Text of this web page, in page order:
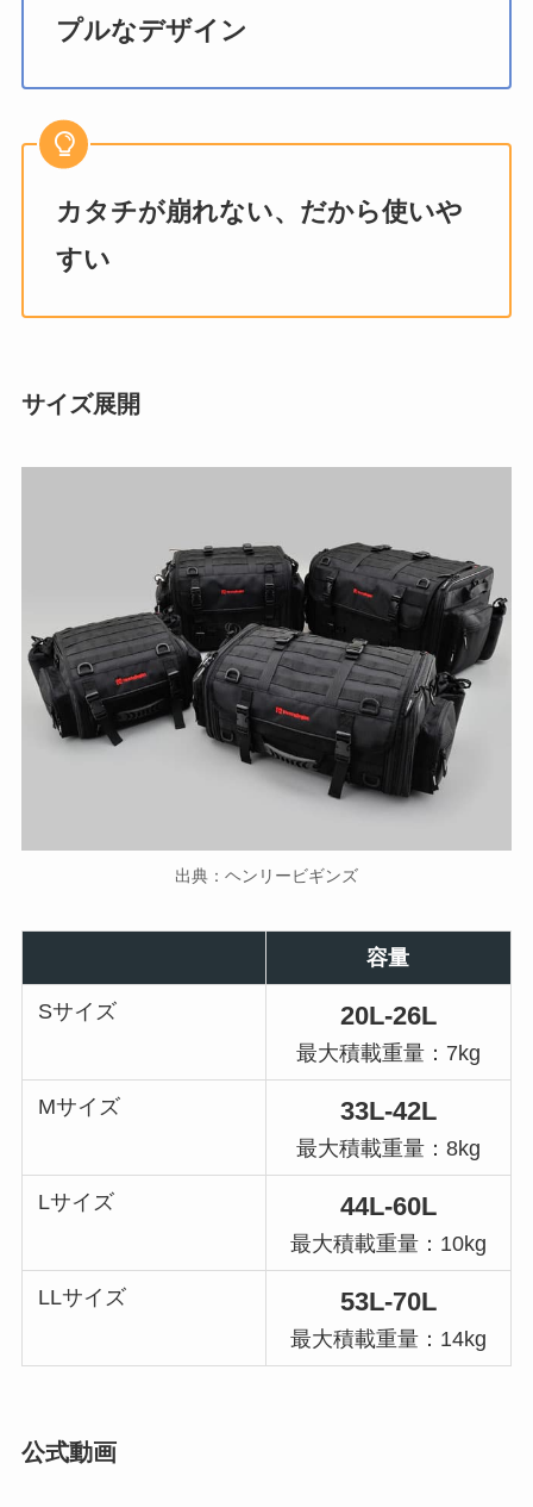
プルなデザイン
カタチが崩れない、だから使いや
すい
サイズ展開
出典：ヘンリービギンズ
容量
Sサイズ 20L-26L
最大積載重量：7kg
Mサイズ 33L-42L
最大積載重量：8kg
Lサイズ 44L-60L
最大積載重量：10kg
LLサイズ 53L-70L
最大積載重量：14kg
公式動画